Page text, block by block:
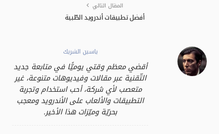
المقال التالي
أفضل تطبيقات أندرويد الطّبية
ياسين الشريك
أقضي معظم وقتي يوميًّا في متابعة جديد
التّقنية عبر مقالات وفيديوهات متنوعة، غير
متعصب لأي شركة، أحب استخدام وتجربة
التطبيقات والألعاب على الأندرويد ومعجب
بحريّة وميّزات هذا الأخير.